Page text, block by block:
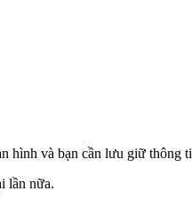
hình và bạn cần lưu giữ thông
lần nữa.